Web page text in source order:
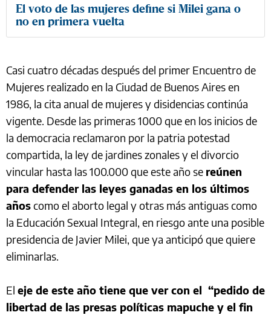
El voto de las mujeres define si Milei gana o
no en primera vuelta
Casi cuatro décadas después del primer Encuentro de
Mujeres realizado en la Ciudad de Buenos Aires en
1986, la cita anual de mujeres y disidencias continúa
vigente. Desde las primeras 1000 que en los inicios de
la democracia reclamaron por la patria potestad
compartida, la ley de jardines zonales y el divorcio
vincular hasta las 100.000 que este año se reúnen
para defender las leyes ganadas en los últimos
añoscomo el aborto legal y otras más antiguas como
la Educación Sexual Integral, en riesgo ante una posible
presidencia de Javier Milei, que ya anticipó que quiere
eliminarlas.
El eje de este año tiene que ver con el “pedido de
libertad de las presas políticas mapuche y el fin